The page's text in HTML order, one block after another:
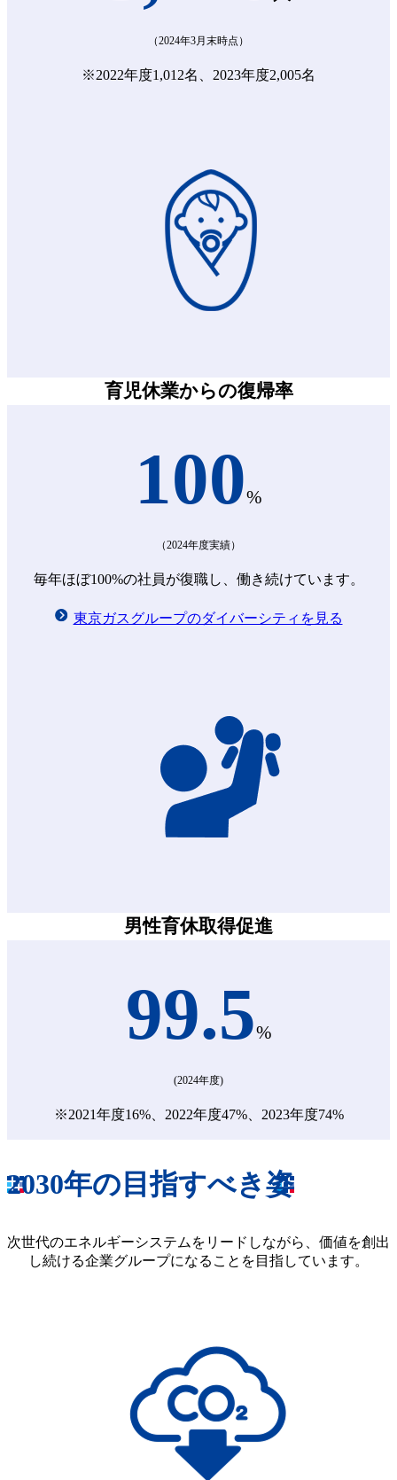
（2024年3月末時点）
※2022年度1,012名、2023年度2,005名
育児休業からの復帰率
100%
（2024年度実績）
毎年ほぼ100%の社員が復職し、働き続けています。
東京ガスグループのダイバーシティを見る
男性育休取得促進
99.5%
(2024年度)
※2021年度16%、2022年度47%、2023年度74%
2030年の目指すべき姿
次世代のエネルギーシステムをリードしながら、価値を創出
し続ける企業グループになることを目指しています。